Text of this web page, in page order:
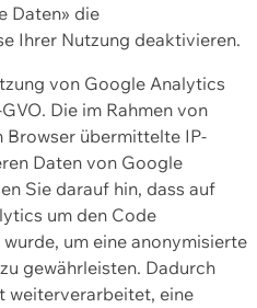
Daten» die
Ihrer Nutzung deaktivieren.
von Google Analytics
Die im Rahmen von
Browser übermittelte IP-
Daten von Google
Sie darauf hin, dass auf
um den Code
um eine anonymisierte
gewährleisten. Dadurch
weiterverarbeitet, eine